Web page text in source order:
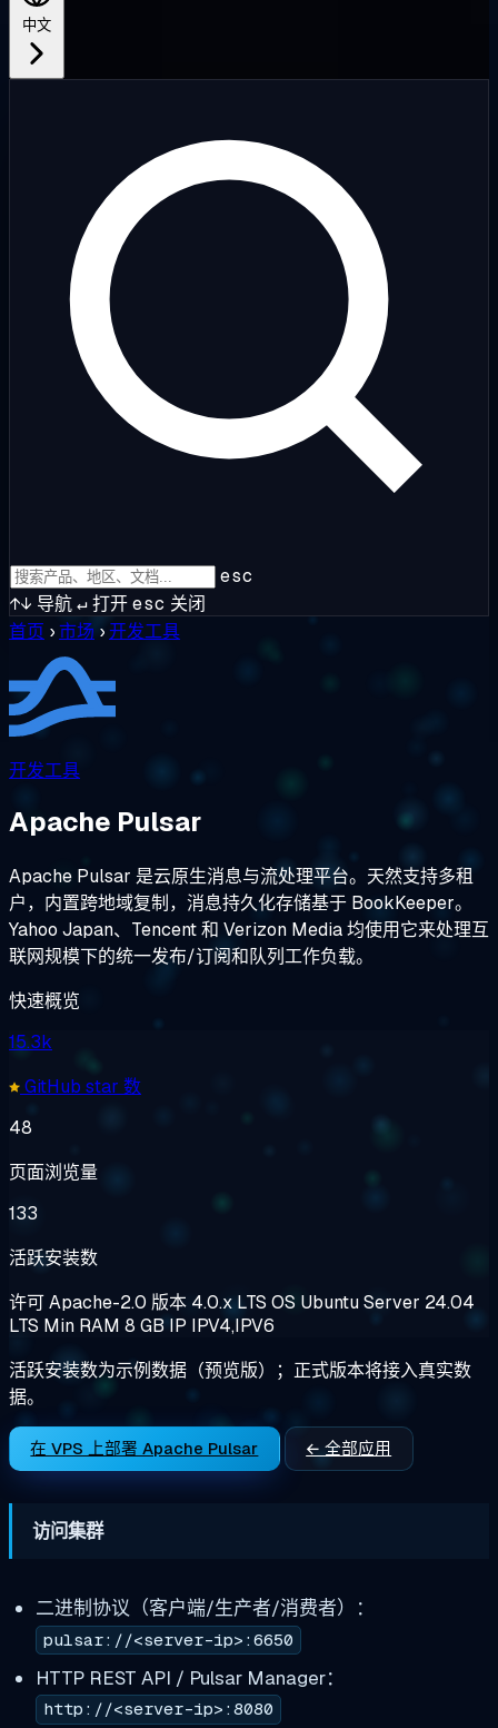
中文
esc
↑↓ 导航↵打开esc 关闭
首页 ›市场 ›开发工具
开发工具
Apache Pulsar
Apache Pulsar 是云原生消息与流处理平台。天然支持多租
户，内置跨地域复制，消息持久化存储基于 BookKeeper。
Yahoo Japan、Tencent 和 Verizon Media 均使用它来处理互
联网规模下的统一发布/订阅和队列工作负载。
快速概览
15.3k
GitHub star 数
48
页面浏览量
133
活跃安装数
许可Apache-2.0 版本 4.0.x LTS OS Ubuntu Server 24.04
LTS Min RAM 8 GB IP IPV4,IPV6
活跃安装数为示例数据（预览版）；正式版本将接入真实数
据。
在 VPS 上部署 Apache Pulsar ← 全部应用
访问集群
二进制协议（客户端/生产者/消费者）：
pulsar://<server-ip>:6650
HTTP REST API / Pulsar Manager：
http://<server-ip>:8080